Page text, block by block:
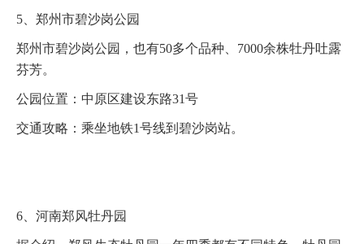
5、郑州市碧沙岗公园
郑州市碧沙岗公园，也有50多个品种、7000余株牡丹吐露
芬芳。
公园位置：中原区建设东路31号
交通攻略：乘坐地铁1号线到碧沙岗站。
6、河南郑风牡丹园